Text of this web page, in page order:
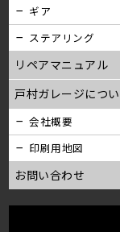
ギア
ステアリング
リペアマニュアル
戸村ガレージにつ
会社概要
印刷用地図
お問い合わせ